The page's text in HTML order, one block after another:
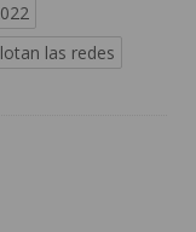
las redes